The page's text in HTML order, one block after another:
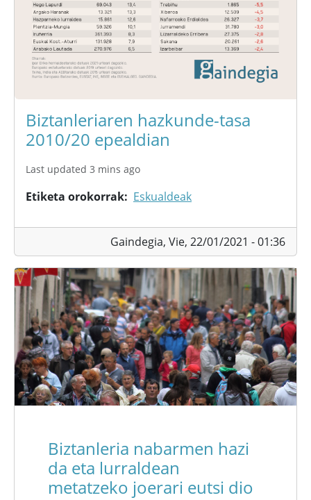
Biztanleriaren hazkunde-tasa
2010/20 epealdian
Last updated 3 mins ago
Etiketa orokorrak Eskualdeak
Gaindegia, Vie, 22/01/2021 - 01:36
Biztanleria nabarmen hazi
da eta lurraldean
metatzeko joerari eutsi dio